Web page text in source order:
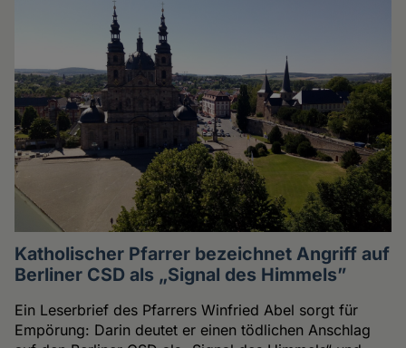
Katholischer Pfarrer bezeichnet Angriff auf
Berliner CSD als „Signal des Himmels”
Ein Leserbrief des Pfarrers Winfried Abel sorgt für
Empörung: Darin deutet er einen tödlichen Anschlag